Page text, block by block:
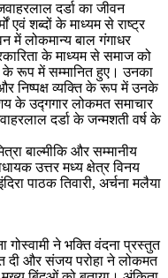
दर्डा का जीवन
एवं शब्दों के माध्यम से राष्ट्र
में लोकमान्य बाल गंगाधर
के माध्यम से समाज को
के रूप में सम्मानित हुए। उनका
निष्पक्ष व्यक्ति के रूप में उनके
के उद्गगार लोकमत समाचार
दर्डा के जन्मशती वर्ष के
बाल्मीकि और सम्मानीय
उत्तर मध्य क्षेत्र विनय
पाठक तिवारी, अर्चना मलैया
ने भक्ति वंदना प्रस्तुत
दी और संजय परोहा ने लोकमत